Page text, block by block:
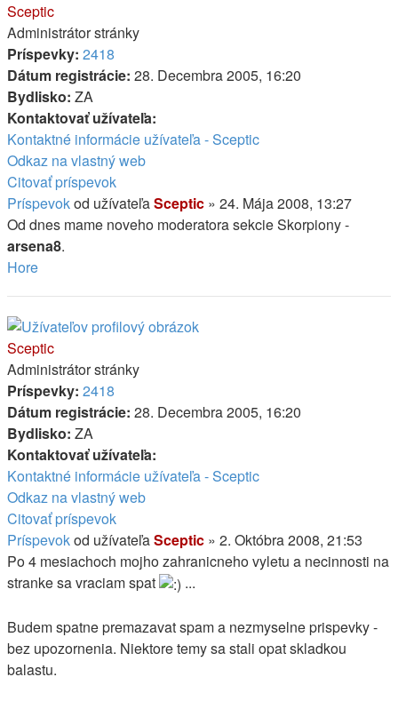
Sceptic
Administrátor stránky
Príspevky: 2418
Dátum registrácie: 28. Decembra 2005, 16:20
Bydlisko: ZA
Kontaktovať užívateľa:
Kontaktné informácie užívateľa - Sceptic
Odkaz na vlastný web
Citovať príspevok
Príspevokod užívateľaSceptic » 24. Mája 2008, 13:27
Od dnes mame noveho moderatora sekcie Skorpiony -
arsena8.
Hore
Sceptic
Administrátor stránky
Príspevky: 2418
Dátum registrácie: 28. Decembra 2005, 16:20
Bydlisko: ZA
Kontaktovať užívateľa:
Kontaktné informácie užívateľa - Sceptic
Odkaz na vlastný web
Citovať príspevok
Príspevokod užívateľaSceptic » 2. Októbra 2008, 21:53
Po 4 mesiachoch mojho zahranicneho vyletu a necinnosti na
stranke sa vraciam spat
...
Budem spatne premazavat spam a nezmyselne prispevky -
bez upozornenia. Niektore temy sa stali opat skladkou
balastu.